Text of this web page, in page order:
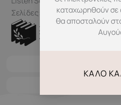
Σελίδες: 488 καταχωρηθούν σε
θα αποσταλούν
ΚΑΛΌ